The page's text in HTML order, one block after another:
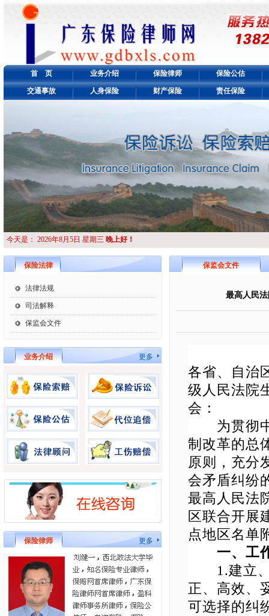
首 页 业务介绍 保险律师 保险公估
交通事故 人身保险 财产保险 责任保险
今天是： 2026年8月5日 星期三 晚上好！
保险法律
法律法规
司法解释
保监会文件
业务介绍 更多
保险律师 更多
保监会文件
最高人民
各省、自治
级人民法院
会：
为贯彻中
制改革的总
原则，充分
会矛盾纠纷
最高人民法
区联合开展
点地区名单
一、工
1.建立、
正、高效、
可选择的纠